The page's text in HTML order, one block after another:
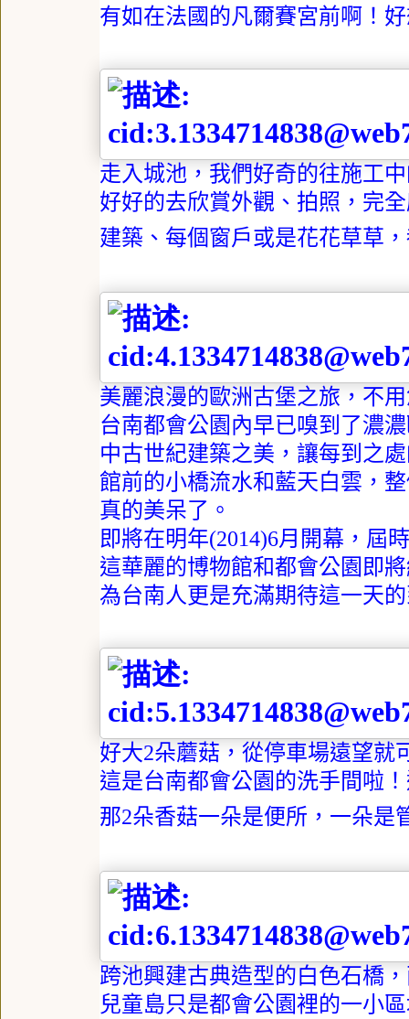
有如在法國的凡爾賽宮前啊！
走入城池，我們好奇的往施工
好好的去欣賞外觀、拍照，完
建築、每個窗戶或是花花草草
美麗浪漫的歐洲古堡之旅，不
台南都會公園內早已嗅到了濃
中古世紀建築之美，讓每到之
館前的小橋流水和藍天白雲，
真的美呆了。
即將在明年(2014)6月開幕，屆
這華麗的博物館和都會公園即
為台南人更是充滿期待這一天
好大2朵蘑菇，從停車場遠望就
這是台南都會公園的洗手間啦
那2朵香菇一朵是便所，一朵是
跨池興建古典造型的白色石橋
兒童島只是都會公園裡的一小